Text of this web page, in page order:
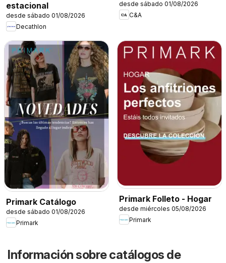
estacional
desde sábado 01/08/2026
Decathlon
desde sábado 01/08/2026
C&A
Primark Catálogo
desde sábado 01/08/2026
Primark
Primark Folleto - Hogar
desde miércoles 05/08/2026
Primark
Información sobre catálogos de